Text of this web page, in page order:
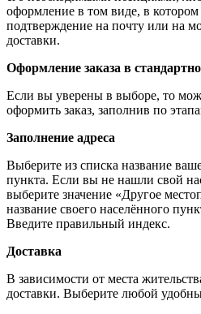
оформление в том виде, в котором
подтверждение на почту или на
доставки.
Оформление заказа в
Если вы уверены в выборе, то
оформить заказ, заполнив по
Заполнение адреса
Выберите из списка название
пункта. Если вы не нашли свой
выберите значение «Другое
название своего населённого
Введите правильный индекс.
Доставка
В зависимости от места
доставки. Выберите любой